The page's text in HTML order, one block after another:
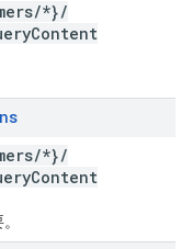
/*}/
Content
/*}/
Content